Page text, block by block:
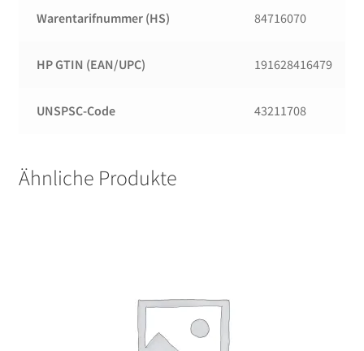
Warentarifnummer (HS) 84716070
HP GTIN (EAN/UPC) 191628416479
UNSPSC-Code 43211708
Ähnliche Produkte